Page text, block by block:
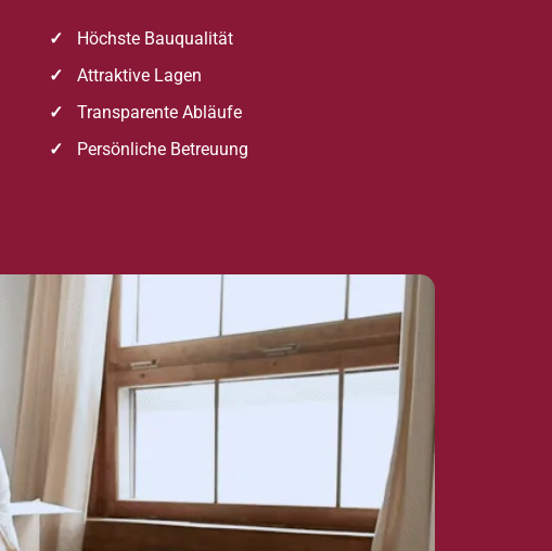
Höchste Bauqualität
Attraktive Lagen
Transparente Abläufe
Persönliche Betreuung